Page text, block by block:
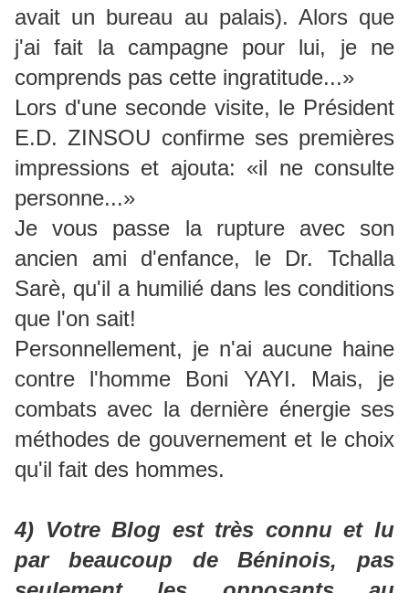
avait un bureau au palais). Alors que
j'ai fait la campagne pour lui, je ne
comprends pas cette ingratitude...»
Lors d'une seconde visite, le Président
E.D. ZINSOU confirme ses premières
impressions et ajouta: «il ne consulte
personne...»
Je vous passe la rupture avec son
ancien ami d'enfance, le Dr. Tchalla
Sarè, qu'il a humilié dans les conditions
que l'on sait!
Personnellement, je n'ai aucune haine
contre l'homme Boni YAYI. Mais, je
combats avec la dernière énergie ses
méthodes de gouvernement et le choix
qu'il fait des hommes.
4) Votre Blog est très connu et lu
par beaucoup de Béninois, pas